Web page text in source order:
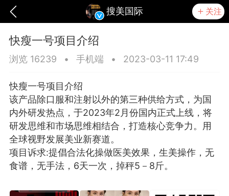
搜美国际 关注
爆汗熊 芯诗妍 TONGYANMEI
快瘦一号项目介绍
浏览 16239 • 手机端 • 2023-03-11 17:49
快瘦一号项目介绍
该产品除口服和注射以外的第三种供给方式，为国
内外研发热点，于2023年2月份国内正式上线，将
研发思维和市场思维相结合，打造核心竞争力。用
全球视野发展美业新赛道。
项目诉求:提倡合法化操做医美效果，生美操作，无
食谱，无手法，6天一次，掉秤5－8斤。